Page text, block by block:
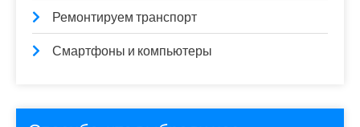
Ремонтируем транспорт
Смартфоны и компьютеры